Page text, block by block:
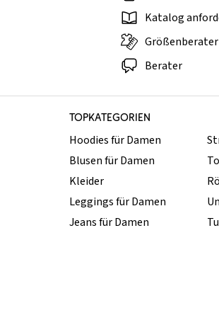
Katalog
Größenberater
Berater
TOPKATEGORIEN
Hoodies für Damen
Blusen für Damen
Kleider
Leggings für Damen
Jeans für Damen